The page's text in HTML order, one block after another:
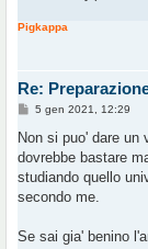
Pigkappa
Re:
M
s
a
g
i
5 gen 2021, 12:29
Non si puo' dare
dovrebbe bastare
studiando quello
secondo me.
Se sai gia' benino